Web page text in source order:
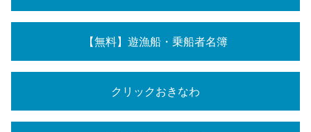
【無料】遊漁船・乗船者名簿
クリックおきなわ